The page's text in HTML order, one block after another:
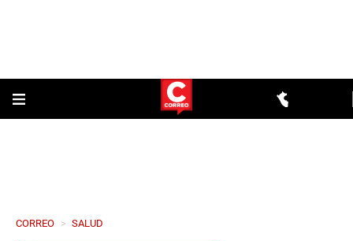
CORREO > SALUD